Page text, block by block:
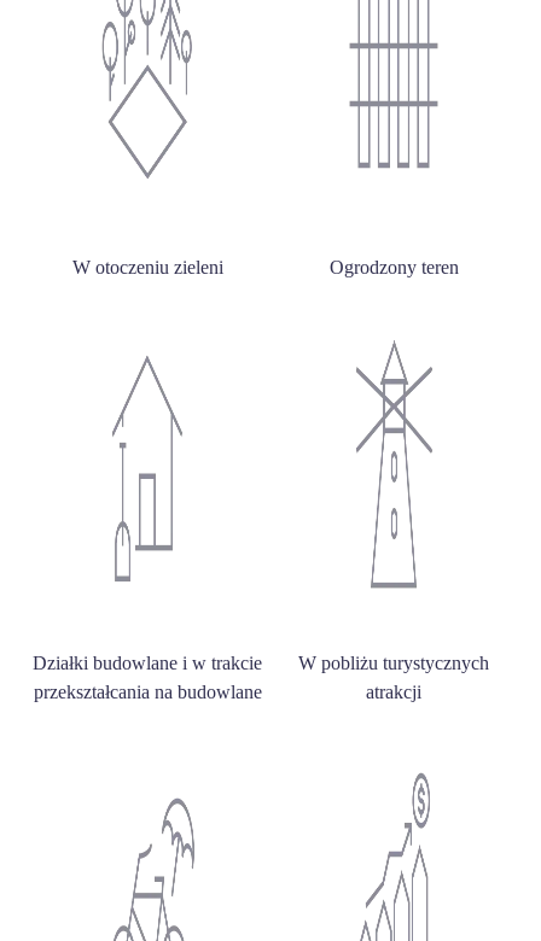
W otoczeniu zieleni Ogrodzony teren
Działki budowlane i w trakcie
przekształcania na budowlane
W pobliżu turystycznych
atrakcji